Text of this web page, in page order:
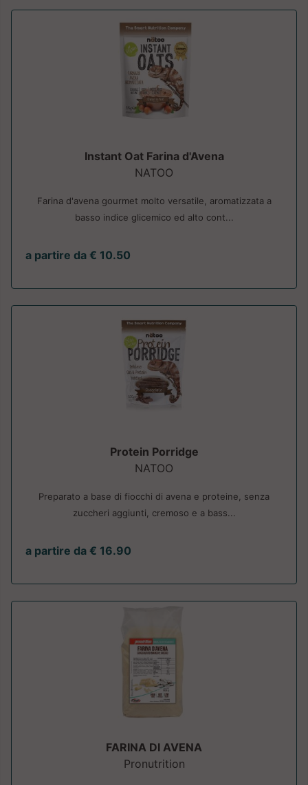
Instant Oat Farina d'Avena
NATOO
Farina d'avena gourmet molto versatile, aromatizzata a
basso indice glicemico ed alto cont...
a partire da € 10.50
Protein Porridge
NATOO
Preparato a base di fiocchi di avena e proteine, senza
zuccheri aggiunti, cremoso e a bass...
a partire da € 16.90
FARINA DI AVENA
Pronutrition